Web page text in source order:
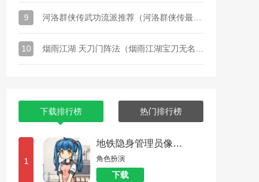
9
10
下载排行榜 热门排行榜
1
地铁隐身管理员像素游戏_透明人间汉化版
角色扮演
下载